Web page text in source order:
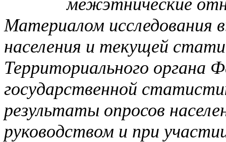
Материалом исследования
населения и текущей
Территориального органа
государственной
результаты опросов
руководством и при